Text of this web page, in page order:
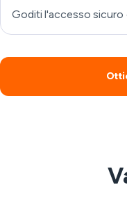
Goditi l'accesso sicuro